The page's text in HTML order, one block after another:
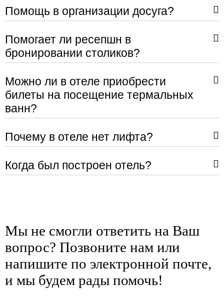
Помощь в организации досуга?
Помогает ли ресепшн в
бронировании столиков?
Можно ли в отеле приобрести
билеты на посещение термальных
ванн?
Почему в отеле нет лифта?
Когда был построен отель?
Мы не смогли ответить на Ваш
вопрос? Позвоните нам или
напишите по электронной почте,
и мы будем рады помочь!